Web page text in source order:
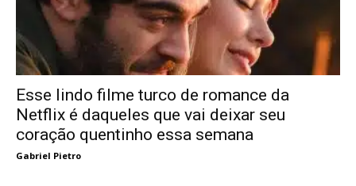
Esse lindo filme turco de romance da
Netflix é daqueles que vai deixar seu
coração quentinho essa semana
Gabriel Pietro